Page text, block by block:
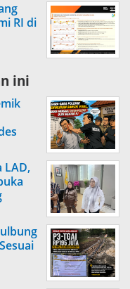
RI di
ini
LAD,